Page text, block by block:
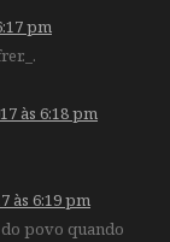
pm
às 6:18 pm
às 6:19 pm
povo quando